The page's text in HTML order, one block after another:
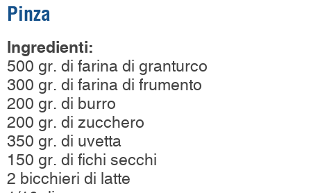
Pinza
Ingredienti:
500 gr. di farina di granturco
300 gr. di farina di frumento
200 gr. di burro
200 gr. di zucchero
350 gr. di uvetta
150 gr. di fichi secchi
2 bicchieri di latte